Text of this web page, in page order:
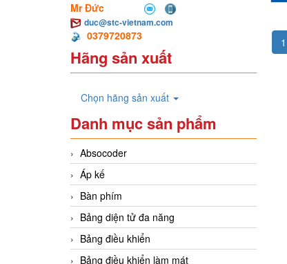
Mr Đức
duc@stc-vietnam.com
0379720873
Hãng sản xuất
Chọn hãng sản xuất
Danh mục sản phẩm
Absocoder
Áp kế
Bàn phím
Bảng diện tử đa năng
Bảng điều khiển
Bảng điều khiển làm mát
1